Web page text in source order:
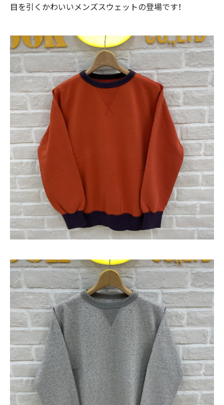
目を引くかわいいメンズスウェットの登場です！